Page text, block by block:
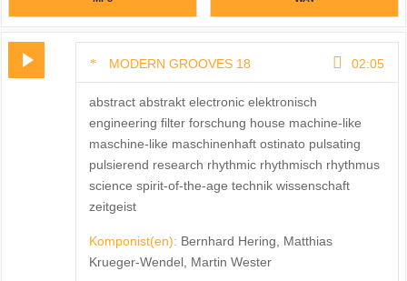
MODERN GROOVES 18 02:05
abstract abstrakt electronic elektronisch
engineering filter forschung house machine-like
maschine-like maschinenhaft ostinato pulsating
pulsierend research rhythmic rhythmisch rhythmus
science spirit-of-the-age technik wissenschaft
zeitgeist
Komponist(en): Bernhard Hering, Matthias
Krueger-Wendel, Martin Wester